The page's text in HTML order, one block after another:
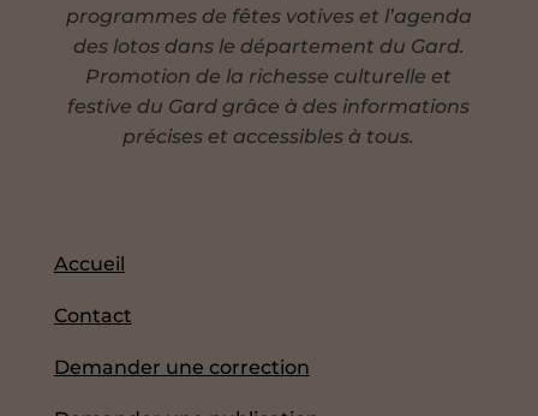
programmes de fêtes votives et l’agenda
des lotos dans le département du Gard.
Promotion de la richesse culturelle et
festive du Gard grâce à des informations
précises et accessibles à tous.
Accueil
Contact
Demander une correction